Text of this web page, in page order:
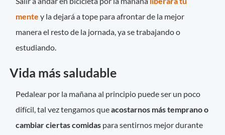
mente y la dejará a tope para afrontar de la mejor
manera el resto de la jornada, ya se trabajando o
estudiando.
Vida más saludable
Pedalear por la mañana al principio puede ser un poco
difícil, tal vez tengamos queacostarnos más temprano o
cambiar ciertas comidas para sentirnos mejor durante